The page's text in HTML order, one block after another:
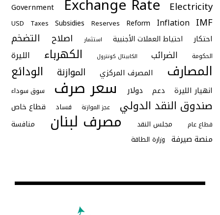
Electricity
Government
IMF
Inflation
Reform
Reserves
Subsidies
Taxes
USD
احتكار احتياط العملات الأجنبية استثمار اصلاح التضخم
الحكومة الضرائب الكابيتال كونترول الكهرباء الليرة
المصارف المصرف المركزي الموازنة الودائع
انهيار الليرة دعم دولار سعر صرف سوق سوداء
صندوق النقد الدولي عجز الموازنة فساد قطاع خاص
قطاع عام مجلس النقد مصرف لبنان منافسة
منصة صيرفة وزارة الطاقة